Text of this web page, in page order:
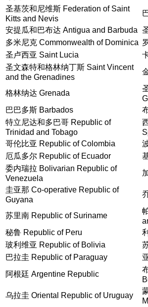
圣基茨和尼维斯 Federation of Saint
Kitts and Nevis
安提瓜和巴布达 Antigua and Barbuda
多米尼克 Commonwealth of Dominica
圣卢西亚 Saint Lucia
圣文森特和格林纳丁斯 Saint Vincent
and the Grenadines
格林纳达 Grenada
巴巴多斯 Barbados
特立尼达和多巴哥 Republic of
Trinidad and Tobago
哥伦比亚 Republic of Colombia
厄瓜多尔 Republic of Ecuador
委内瑞拉 Bolivarian Republic of
Venezuela
圭亚那 Co-operative Republic of
Guyana
苏里南 Republic of Suriname
秘鲁 Republic of Peru
玻利维亚 Republic of Bolivia
巴拉圭 Republic of Paraguay
阿根廷 Argentine Republic
乌拉圭 Oriental Republic of Uruguay